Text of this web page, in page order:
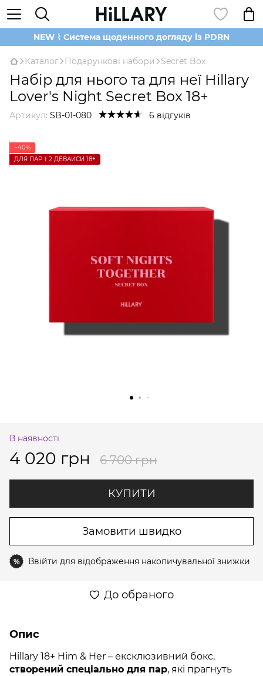
NEW ⌇ Система щоденного догляду із PDRN
Каталог Подарункові набори Secret Box
Набір для нього та для неї Hillary
Lover's Night Secret Box 18+
Артикул: SB-01-080 6 відгуків
−40%
ДЛЯ ПАР ⌇ 2 ДЕВАЙСИ 18+
В наявності
4 020 грн 6 700 грн
КУПИТИ
Замовити швидко
% Ввійти для відображення накопичувальної знижки
До обраного
Опис
Hillary 18+ Him & Her – ексклюзивний бокс,
створений спеціально для пар, які прагнуть